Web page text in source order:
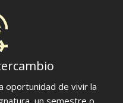
oportunidad de vivir la
un semestre o